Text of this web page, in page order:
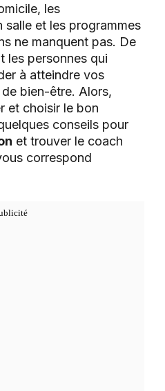
les
salle et les programmes
ne manquent pas. De
les personnes qui
à atteindre vos
bien-être. Alors,
et choisir le bon
conseils pour
et trouver le coach
correspond